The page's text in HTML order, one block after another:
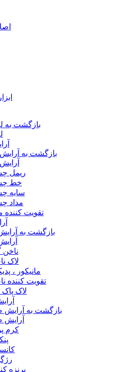
بازگشت به
بازگشت به
ریمل
خط
سایه
مداد
تقویت کننده
بازگشت به
ناخن
لاک
مانیکور ،
تقویت کننده
لاک
بازگشت به
کرم
برنزه